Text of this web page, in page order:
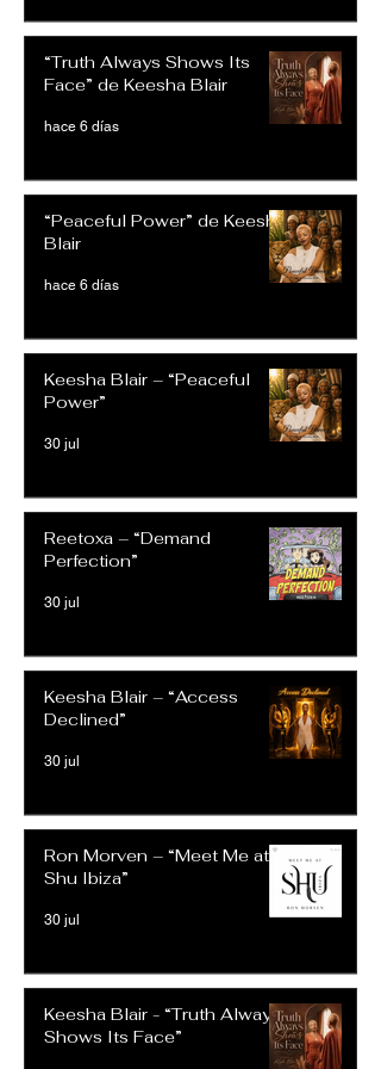
“Truth Always Shows Its
Face” de Keesha Blair
hace 6 días
“Peaceful Power” de Keesha
Blair
hace 6 días
Keesha Blair – “Peaceful
Power”
30 jul
Reetoxa – “Demand
Perfection”
30 jul
Keesha Blair – “Access
Declined”
30 jul
Ron Morven – “Meet Me at
Shu Ibiza”
30 jul
Keesha Blair - “Truth Always
Shows Its Face”